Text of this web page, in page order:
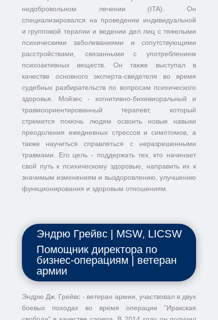
недобровольном лечении (ITA). Он
специализировался на проведении индивидуальной
и групповой терапии и ведении дел лиц с тяжелыми
психическими заболеваниями и сопутствующими
расстройствами, связанными с употреблением
психоактивных веществ. Он также выступал в
качестве основного эксперта-свидетеля во время
судебных разбирательств по вопросам психического
здоровья. Мойзес - когнитивно-бихевиоральный и
травмоориентированный терапевт, который
стремится помочь людям освоить новые навыки
преодоления ежедневных стрессов и симптомов, а
также научиться справляться с неразрешенными
травмами. Его цель - поддержать тех, кто начинает
свой путь к психическому здоровью, направить их к
значимым изменениям и выздоровлению, улучшению
функционирования и здоровым отношениям.
Эндрю Грейвс | MSW, LICSW
Помощник директора по
бизнес-операциям | ветеран
армии
Эндрю Дж. Грейвс - ветеран армии, участвовал в двух
боевых походах во время операции "Иракская